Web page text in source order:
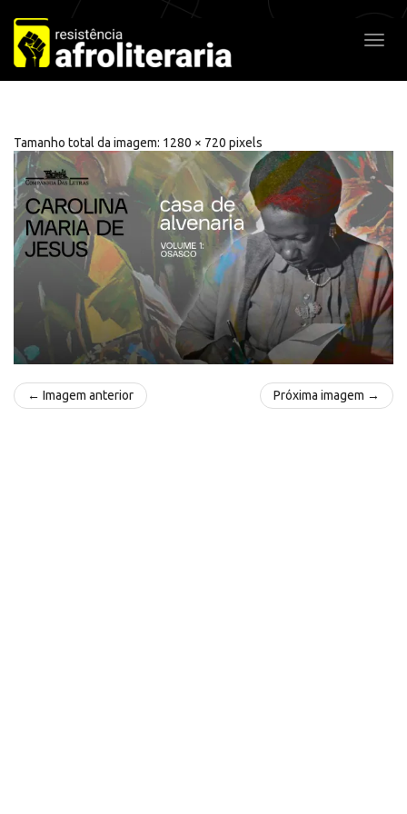
Pular
para
o
conteúdo
Tamanho total da imagem: 1280 × 720 pixels
← Imagem anterior Próxima imagem →